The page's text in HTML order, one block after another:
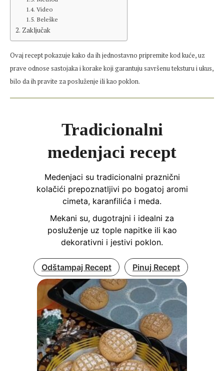
Video
Beleške
Zaključak
Ovaj recept pokazuje kako da ih jednostavno pripremite kod kuće, uz
prave odnose sastojaka i korake koji garantuju savršenu teksturu i ukus,
bilo da ih pravite za posluženje ili kao poklon.
Tradicionalni
medenjaci recept
Medenjaci su tradicionalni praznični
kolačići prepoznatljivi po bogatoj aromi
cimeta, karanfilića i meda.
Mekani su, dugotrajni i idealni za
posluženje uz tople napitke ili kao
dekorativni i jestivi poklon.
Odštampaj Recept Pinuj Recept